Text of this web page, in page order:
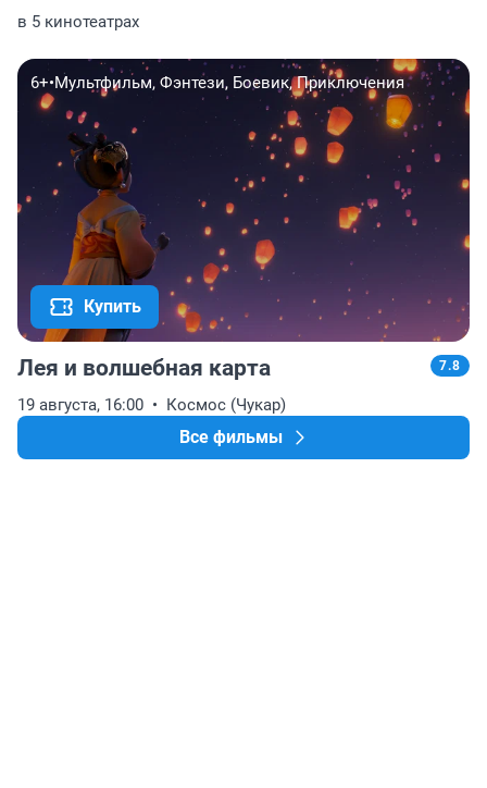
в 5 кинотеатрах
6+•Мультфильм, Фэнтези, Боевик, Приключения
Купить
Лея и волшебная карта 7.8
19 августа, 16:00 Космос (Чукар)
Все фильмы